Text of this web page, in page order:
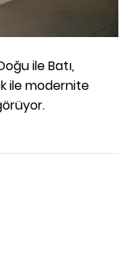
ile Batı,
ile modernite